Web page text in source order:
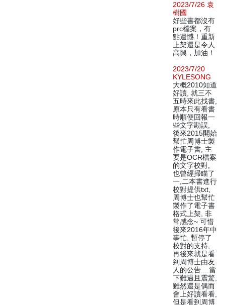
2023/7/26 袁
樹國
好些書都沒有
prc檔案，有
點遺憾！重新
上架還是令人
高興，加油！
2023/7/20
KYLESONG
大概2010知道
好讀, 就三不
五時來此找書,
原本只有看書
時順便回報一
些文字勘誤,
後來2015開始
幫忙周博士製
作電子書, 主
要是OCR檔案
的文字校對,
也曾經掃瞄了
一,二本書進行
校對提供txt,
周博士也幫忙
製作了電子書
格式上架, 非
常感念~ 可惜
後來2016年中
事忙, 暫停了
校對的支持,
再後來就是看
到周博士由友
人的公告....當
下難過且震驚,
雖然還是偶而
會上好讀看看,
但是看到周博